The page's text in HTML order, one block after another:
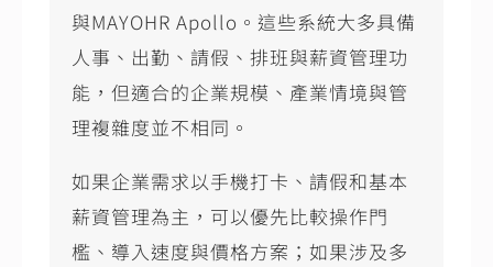
與MAYOHR Apollo。這些系統大多具備
人事、出勤、請假、排班與薪資管理功
能，但適合的企業規模、產業情境與管
理複雜度並不相同。
如果企業需求以手機打卡、請假和基本
薪資管理為主，可以優先比較操作門
檻、導入速度與價格方案；如果涉及多